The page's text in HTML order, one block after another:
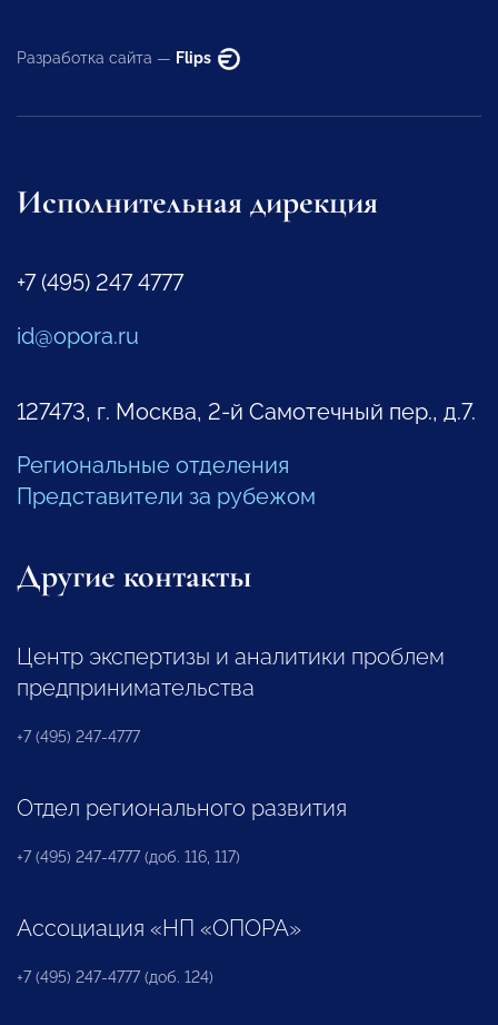
Разработка сайта — Flips
Исполнительная дирекция
+7 (495) 247 4777
id@opora.ru
127473, г. Москва, 2-й Самотечный пер., д.7.
Региональные отделения
Представители за рубежом
Другие контакты
Центр экспертизы и аналитики проблем
предпринимательства
+7 (495) 247-4777
Отдел регионального развития
+7 (495) 247-4777 (доб. 116, 117)
Ассоциация «НП «ОПОРА»
+7 (495) 247-4777 (доб. 124)